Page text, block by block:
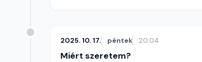
2025. 10. 17. péntek 20:04
Miért szeretem?